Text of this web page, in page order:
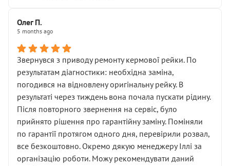
Олег П.
5 months ago
Звернувся з приводу ремонту кермової рейки. По
результатам діагностики: необхідна заміна,
погодився на відновлену оригінальну рейку. В
результаті через тиждень вона почала пускати рідину.
Після повторного звернення на сервіс, було
прийнято рішення про гарантійну заміну. Поміняли
по гарантії протягом одного дня, перевірили розвал,
все безкоштовно. Окремо дякую менеджеру Іллі за
організацію роботи. Можу рекомендувати даний